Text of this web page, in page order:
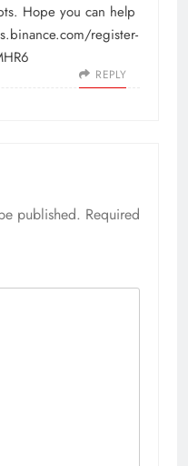
Hope you can help
register-
REPLY
published. Required